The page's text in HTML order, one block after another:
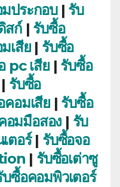
ประกอบ| รับ
สก์ | รับซื้อ
เสีย| รับซื้อ
pc เสีย| รับซื้อ
รับซื้อ
คอมเสีย | รับซื้อ
อมมือสอง | รับ
ตอร์| รับซื้อจอ
| รับซื้อเต่าซู
บซื้อคอมพิวเตอร์